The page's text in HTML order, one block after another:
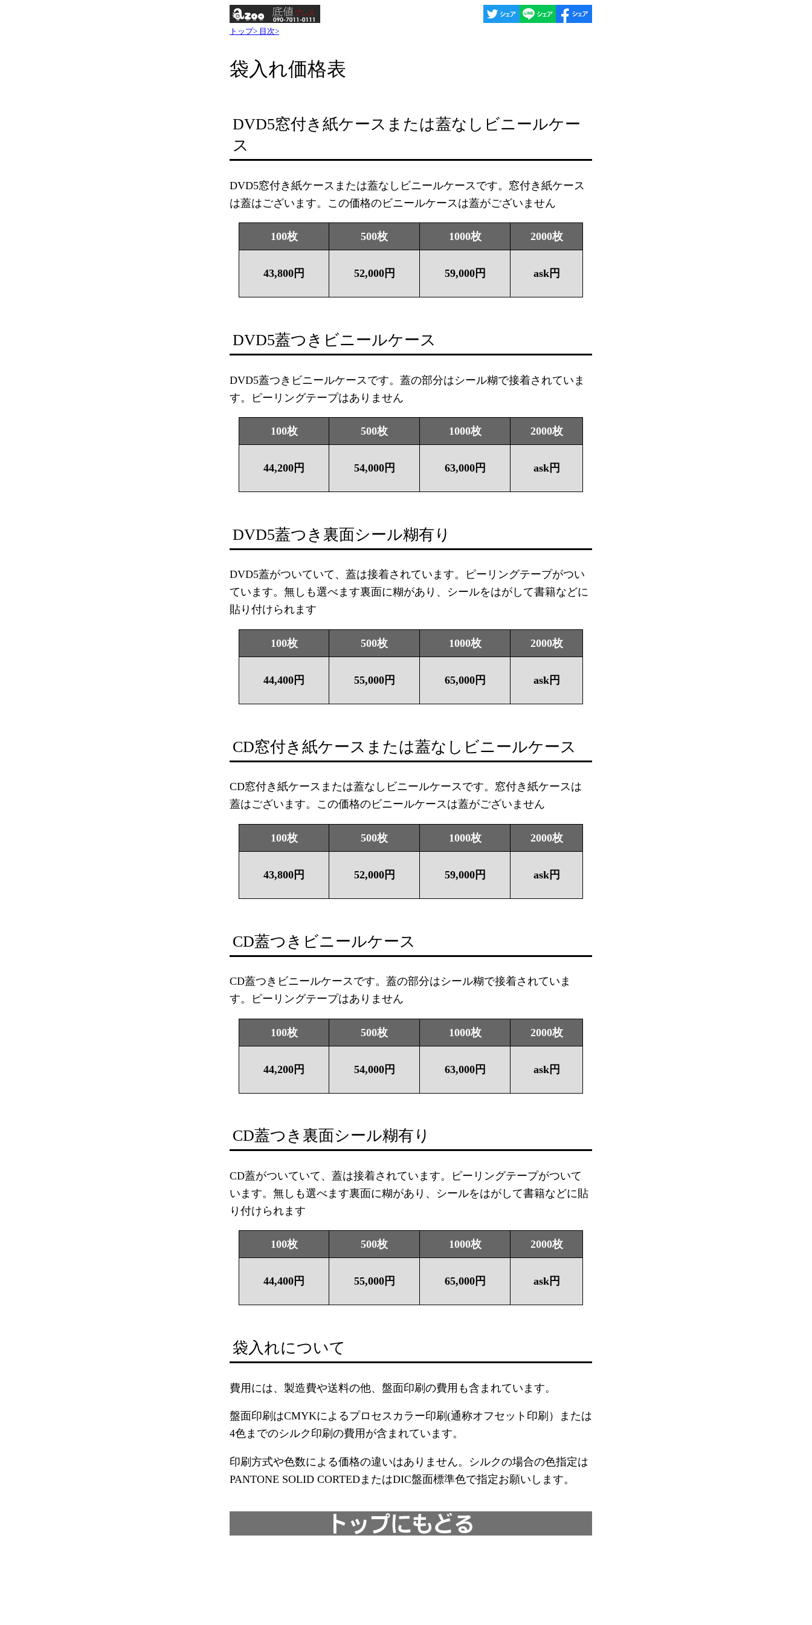
トップ> 目次>
袋入れ価格表
DVD5窓付き紙ケースまたは蓋なしビニールケー
ス
DVD5窓付き紙ケースまたは蓋なしビニールケースです。窓付き紙ケース
は蓋はございます。この価格のビニールケースは蓋がございません
100枚 500枚 1000枚 2000枚
43,800円 52,000円 59,000円 ask円
DVD5蓋つきビニールケース
DVD5蓋つきビニールケースです。蓋の部分はシール糊で接着されていま
す。ピーリングテープはありません
100枚 500枚 1000枚 2000枚
44,200円 54,000円 63,000円 ask円
DVD5蓋つき裏面シール糊有り
DVD5蓋がついていて、蓋は接着されています。ピーリングテープがつい
ています。無しも選べます裏面に糊があり、シールをはがして書籍などに
貼り付けられます
100枚 500枚 1000枚 2000枚
44,400円 55,000円 65,000円 ask円
CD窓付き紙ケースまたは蓋なしビニールケース
CD窓付き紙ケースまたは蓋なしビニールケースです。窓付き紙ケースは
蓋はございます。この価格のビニールケースは蓋がございません
100枚 500枚 1000枚 2000枚
43,800円 52,000円 59,000円 ask円
CD蓋つきビニールケース
CD蓋つきビニールケースです。蓋の部分はシール糊で接着されていま
す。ピーリングテープはありません
100枚 500枚 1000枚 2000枚
44,200円 54,000円 63,000円 ask円
CD蓋つき裏面シール糊有り
CD蓋がついていて、蓋は接着されています。ピーリングテープがついて
います。無しも選べます裏面に糊があり、シールをはがして書籍などに貼
り付けられます
100枚 500枚 1000枚 2000枚
44,400円 55,000円 65,000円 ask円
袋入れについて
費用には、製造費や送料の他、盤面印刷の費用も含まれています。
盤面印刷はCMYKによるプロセスカラー印刷(通称オフセット印刷）または
4色までのシルク印刷の費用が含まれています。
印刷方式や色数による価格の違いはありません。シルクの場合の色指定は
PANTONE SOLID CORTEDまたはDIC盤面標準色で指定お願いします。